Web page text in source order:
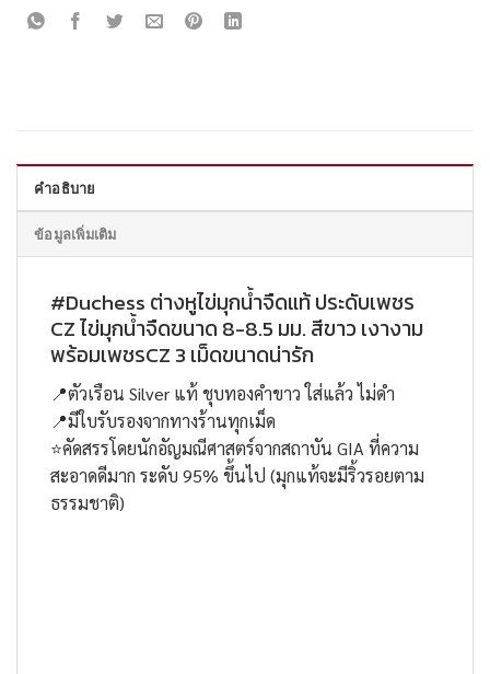
คำอธิบาย
ข้อมูลเพิ่มเติม
#Duchess ต่างหูไข่มุกน้ำจืดแท้ ประดับเพชร
CZ ไข่มุกน้ำจืดขนาด 8-8.5 มม. สีขาว เงางาม
พร้อมเพชรCZ 3 เม็ดขนาดน่ารัก
📍ตัวเรือน Silver แท้ ชุบทองคำขาว ใส่แล้ว ไม่ดำ
📍มีใบรับรองจากทางร้านทุกเม็ด
⭐คัดสรรโดยนักอัญมณีศาสตร์จากสถาบัน GIA ที่ความ
สะอาดดีมาก ระดับ 95% ขึ้นไป (มุกแท้จะมีริ้วรอยตาม
ธรรมชาติ)